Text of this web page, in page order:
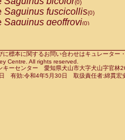
Cercocebus
Cercocebushybrid
Papio anubis(0)
Papio cynocephalus
Papio hamadryas(0)
(0)
Saguinus fuscicollis(0)
Saguinus geoffroyi(0)
Saguinus leucopus(0)
Saguinus midas(0)
Saguinus mystax(0)
に標本に関するお問い合わせはキュレータ
Centre. All rights reserved.
キーセンター 愛知県犬山市大字犬山字官
有効:令和4年5月30日 取扱責任者:綿貫宏